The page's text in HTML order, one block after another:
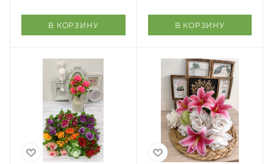
В КОРЗИНУ В КОРЗИНУ